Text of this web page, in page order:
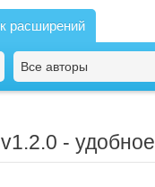
расширений
Все авторы
v1.2.0 -